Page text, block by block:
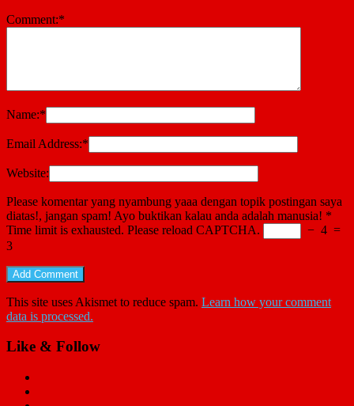
Comment:*
Name:*
Email Address:*
Website:
Please komentar yang nyambung yaaa dengan topik postingan saya
diatas!, jangan spam! Ayo buktikan kalau anda adalah manusia! *
Time limit is exhausted. Please reload CAPTCHA.
− 4 =
3
This site uses Akismet to reduce spam. Learn how your comment
data is processed.
Like & Follow